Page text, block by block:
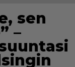
sen
–